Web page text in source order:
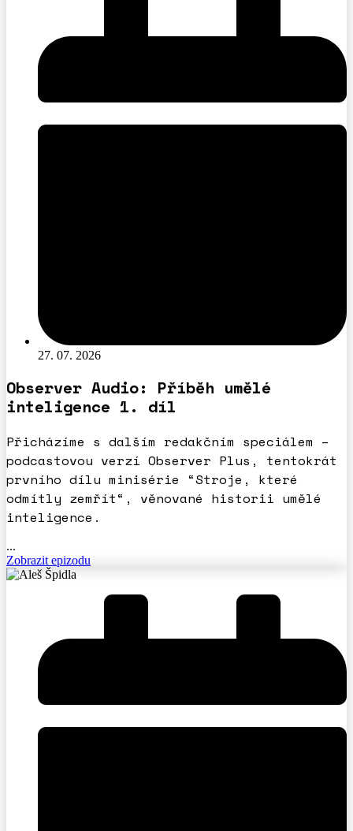
27. 07. 2026
Observer Audio: Příběh umělé
inteligence 1. díl
Přicházíme s dalším redakčním speciálem –
podcastovou verzí Observer Plus, tentokrát
prvního dílu minisérie “Stroje, které
odmítly zemřít“, věnované historii umělé
inteligence.
...
Zobrazit epizodu